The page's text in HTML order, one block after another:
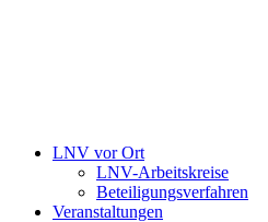
LNV vor Ort
LNV-Arbeitskreise
Beteiligungsverfahren
Veranstaltungen